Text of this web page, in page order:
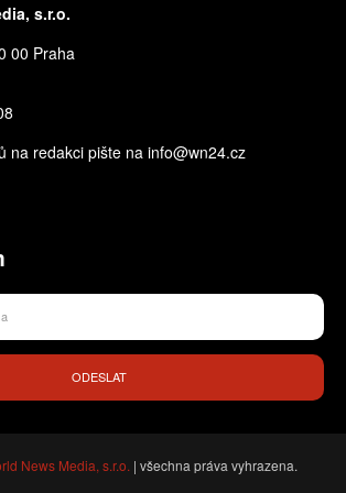
s.r.o.
00 Praha
na redakci pište na info@wn24.cz
ODESLAT
News Media, s.r.o. | všechna práva vyhrazena.